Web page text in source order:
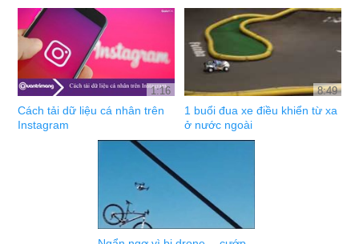
1:16
Cách tải dữ liệu cá nhân trên
Instagram
8:49
1 buổi đua xe điều khiển từ xa
ở nước ngoài